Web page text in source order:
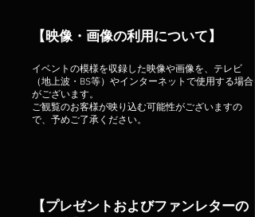
【映像・画像の利用について】
イベントの模様を収録した映像や画像を、テレビ
（地上波・BS等）やインターネットで使用する場合
がございます。
ご観覧のお客様が映り込む可能性がございますの
で、予めご了承ください。
【プレゼントおよびファンレターの